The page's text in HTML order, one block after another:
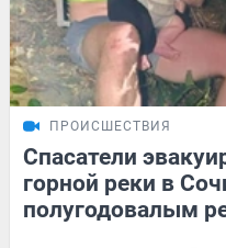
ПРОИСШЕСТВИЯ
Спасатели
горной реки в
полугодовалым